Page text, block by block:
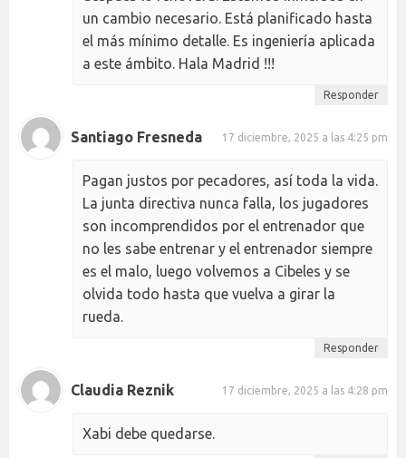
un cambio necesario. Está planificado hasta
el más mínimo detalle. Es ingeniería aplicada
a este ámbito. Hala Madrid !!!
Responder
Santiago Fresneda 17 diciembre, 2025 a las 4:25 pm
Pagan justos por pecadores, así toda la vida.
La junta directiva nunca falla, los jugadores
son incomprendidos por el entrenador que
no les sabe entrenar y el entrenador siempre
es el malo, luego volvemos a Cibeles y se
olvida todo hasta que vuelva a girar la
rueda.
Responder
Claudia Reznik 17 diciembre, 2025 a las 4:28 pm
Xabi debe quedarse.